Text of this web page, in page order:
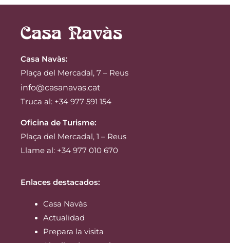
Casa Navàs:
Plaça del Mercadal, 7 – Reus
info@casanavas.cat
Truca al: +34 977 591 154
Oficina de Turisme:
Plaça del Mercadal, 1 – Reus
Llame al: +34 977 010 670
Enlaces destacados:
Casa Navàs
Actualidad
Prepara la visita